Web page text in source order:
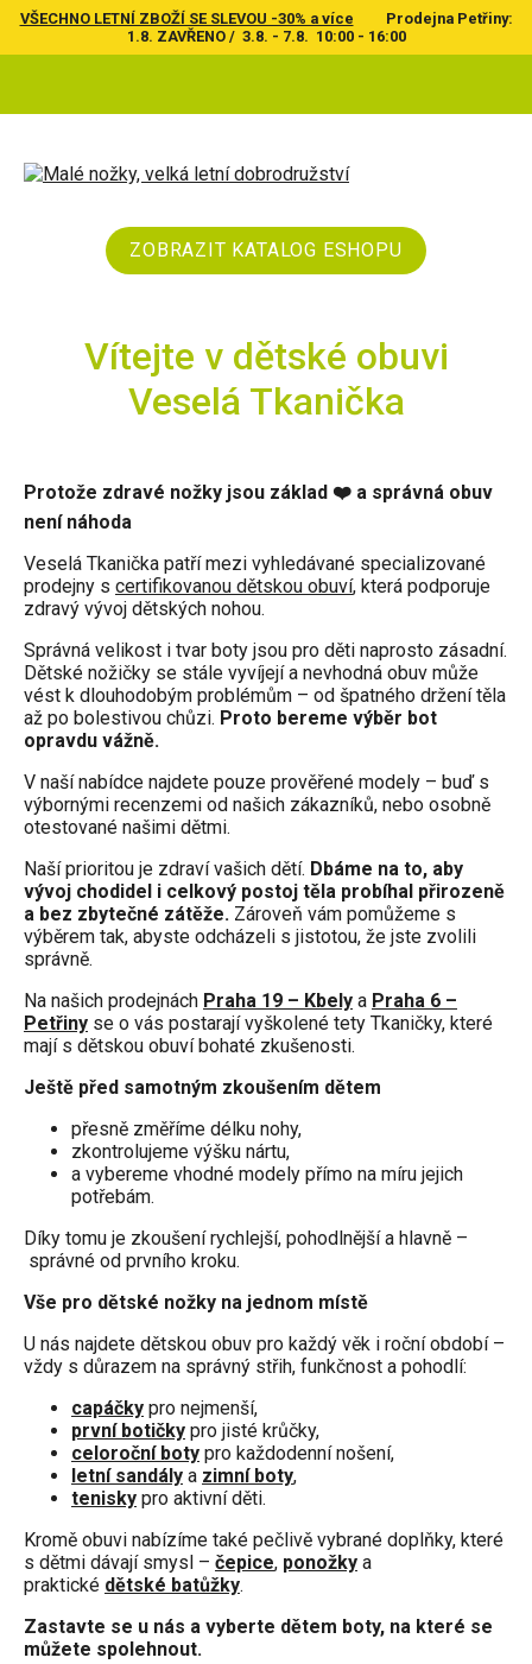
VŠECHNO LETNÍ ZBOŽÍ SE SLEVOU -30% a více
Prodejna Petřiny:
1.8. ZAVŘENO / 3.8. - 7.8. 10:00 - 16:00
ZOBRAZIT KATALOG ESHOPU
Vítejte v dětské obuvi
Veselá Tkanička
Protože zdravé nožky jsou základ ❤️ a správná obuv
není náhoda
Veselá Tkanička patří mezi vyhledávané specializované
prodejny s certifikovanou dětskou obuví, která podporuje
zdravý vývoj dětských nohou.
Správná velikost i tvar boty jsou pro děti naprosto zásadní.
Dětské nožičky se stále vyvíjejí a nevhodná obuv může
vést k dlouhodobým problémům – od špatného držení těla
až po bolestivou chůzi. Proto bereme výběr bot
opravdu vážně.
V naší nabídce najdete pouze prověřené modely – buď s
výbornými recenzemi od našich zákazníků, nebo osobně
otestované našimi dětmi.
Naší prioritou je zdraví vašich dětí. Dbáme na to, aby
vývoj chodidel i celkový postoj těla probíhal přirozeně
a bez zbytečné zátěže. Zároveň vám pomůžeme s
výběrem tak, abyste odcházeli s jistotou, že jste zvolili
správně.
Na našich prodejnách Praha 19 – Kbely a Praha 6 –
Petřiny se o vás postarají vyškolené tety Tkaničky, které
mají s dětskou obuví bohaté zkušenosti.
Ještě před samotným zkoušením dětem
přesně změříme délku nohy,
zkontrolujeme výšku nártu,
a vybereme vhodné modely přímo na míru jejich
potřebám.
Díky tomu je zkoušení rychlejší, pohodlnější a hlavně –
správné od prvního kroku.
Vše pro dětské nožky na jednom místě
U nás najdete dětskou obuv pro každý věk i roční období –
vždy s důrazem na správný střih, funkčnost a pohodlí:
capáčky pro nejmenší,
první botičky pro jisté krůčky,
celoroční boty pro každodenní nošení,
letní sandály a zimní boty,
tenisky pro aktivní děti.
Kromě obuvi nabízíme také pečlivě vybrané doplňky, které
s dětmi dávají smysl – čepice, ponožky a
praktické dětské batůžky.
Zastavte se u nás a vyberte dětem boty, na které se
můžete spolehnout.